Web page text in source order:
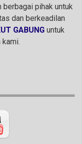
berbagai pihak untuk
dan berkeadilan
GABUNG untuk